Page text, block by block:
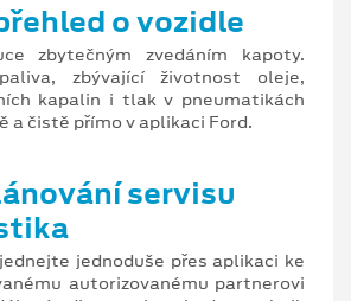
o vozidle
zbytečným zvedáním kapoty.
zbývající životnost oleje,
kapalin i tlak v pneumatikách
a čistě přímo v aplikaci Ford.
servisu
jednoduše přes aplikaci ke
autorizovanému partnerovi